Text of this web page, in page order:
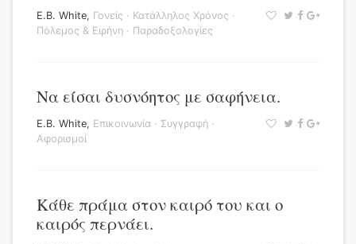
E.B. White, Γονείς · Κατάλληλος Χρόνος ·
Πόλεμος & Ειρήνη · Παραδοξολογίες
Να είσαι δυσνόητος με σαφήνεια.
E.B. White, Επικοινωνία · Συγγραφή ·
Αφορισμοί
Κάθε πράμα στον καιρό του και ο
καιρός περνάει.